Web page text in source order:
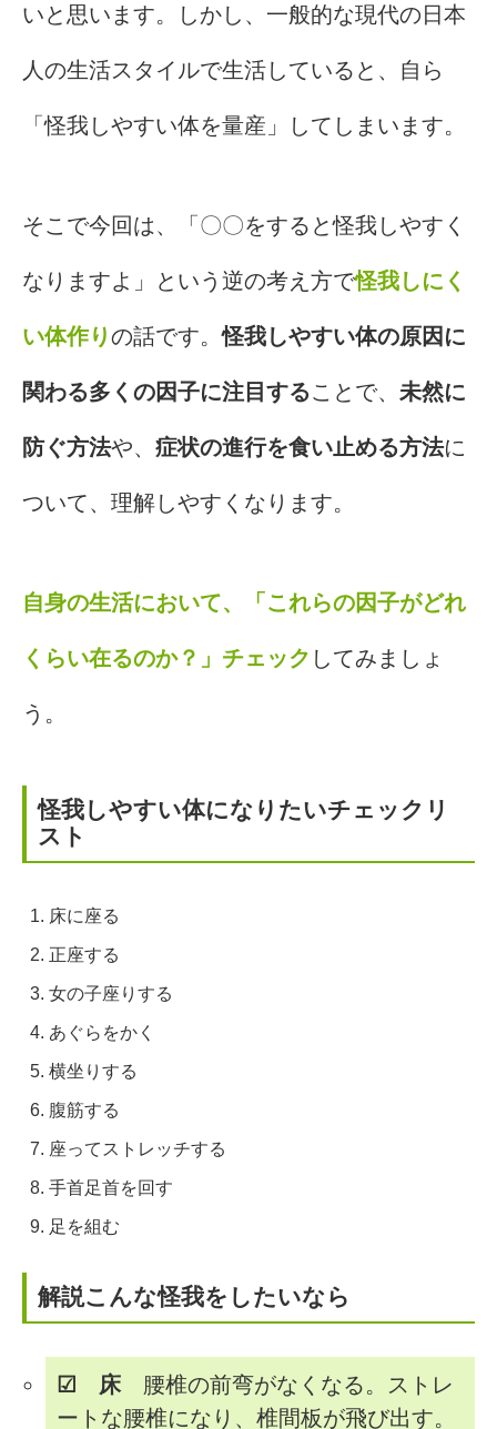
いと思います。しかし、一般的な現代の日本
人の生活スタイルで生活していると、自ら
「怪我しやすい体を量産」してしまいます。
そこで今回は、「〇〇をすると怪我しやすく
なりますよ」という逆の考え方で怪我しにく
い体作りの話です。怪我しやすい体の原因に
関わる多くの因子に注目することで、 未然に
防ぐ方法や、 症状の進行を食い止める方法に
ついて、理解しやすくなります。
自身の生活において、「これらの因子がどれ
くらい在るのか？」チェック してみましょ
う。
怪我しやすい体になりたいチェックリ
スト
床に座る
正座する
女の子座りする
あぐらをかく
横坐りする
腹筋する
座ってストレッチする
手首足首を回す
足を組む
解説こんな怪我をしたいなら
☑ 床腰椎の前弯がなくなる。ストレ
ートな腰椎になり、椎間板が飛び出す。